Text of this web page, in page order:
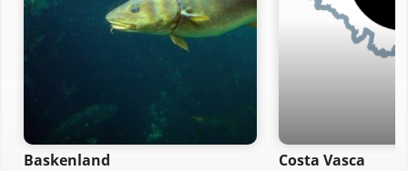
Baskenland Costa Vasca